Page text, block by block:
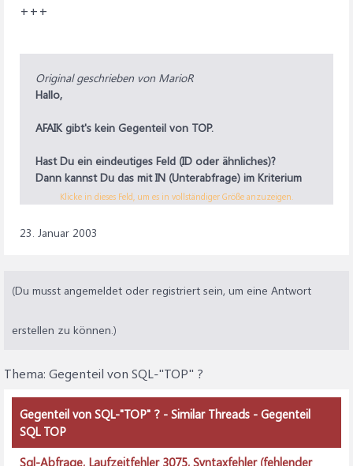
+++
Original geschrieben von MarioR
Hallo,
AFAIK gibt's kein Gegenteil von TOP.
Hast Du ein eindeutiges Feld (ID oder ähnliches)?
Dann kannst Du das mit IN (Unterabfrage) im Kriterium
beim ID-Feld lösen.
Klicke in dieses Feld, um es in vollständiger Größe anzuzeigen.
23. Januar 2003
(Du musst angemeldet oder registriert sein, um eine Antwort
erstellen zu können.)
Thema: Gegenteil von SQL-"TOP" ?
Gegenteil von SQL-"TOP" ? - Similar Threads - Gegenteil
SQL TOP
Sql-Abfrage, Laufzeitfehler 3075, Syntaxfehler (fehlender